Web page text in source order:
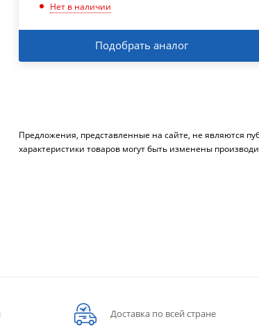
Нет в наличии
Подобрать аналог
Предложения, представленные на сайте, не являются
характеристики товаров могут быть изменены
Доставка по всей стране